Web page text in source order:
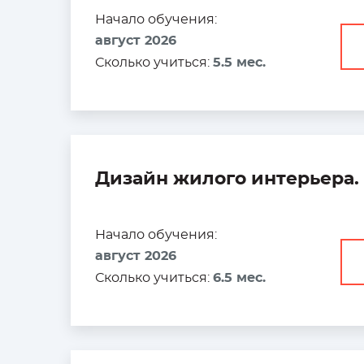
Начало обучения:
август 2026
Сколько учиться: 5.5 мес.
Дизайн жилого
Начало обучения:
август 2026
Сколько учиться: 6.5 мес.